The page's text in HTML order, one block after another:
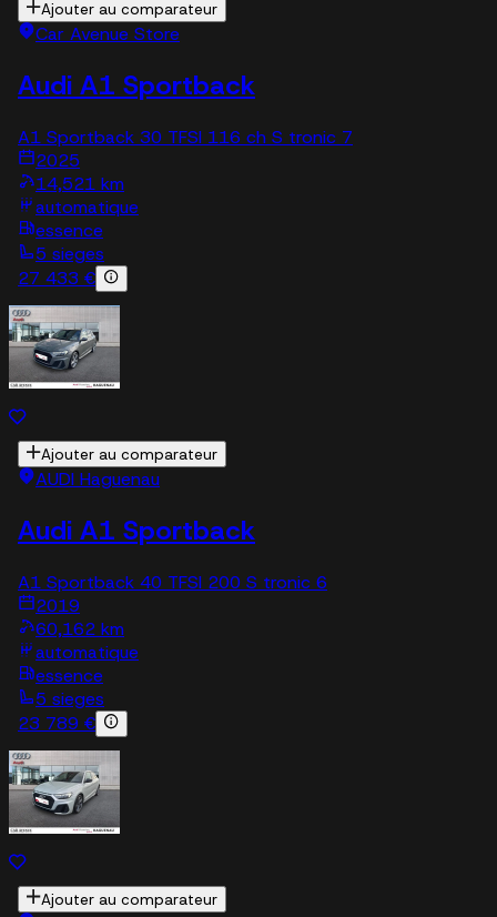
Ajouter au comparateur
Car Avenue Store
Audi A1 Sportback
A1 Sportback 30 TFSI 116 ch S tronic 7
2025
14,521 km
automatique
essence
5 sieges
27 433 €
Ajouter au comparateur
AUDI Haguenau
Audi A1 Sportback
A1 Sportback 40 TFSI 200 S tronic 6
2019
60,162 km
automatique
essence
5 sieges
23 789 €
Ajouter au comparateur